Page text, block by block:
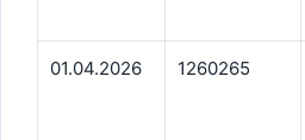
01.04.2026 1260265